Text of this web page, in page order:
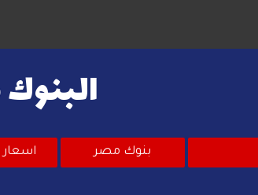
بنوك مصر اسعار